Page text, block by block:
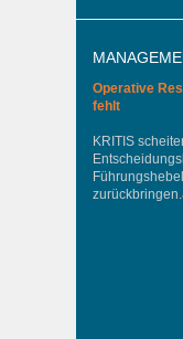
Operative
fehlt
KRITIS
zurückbringen.